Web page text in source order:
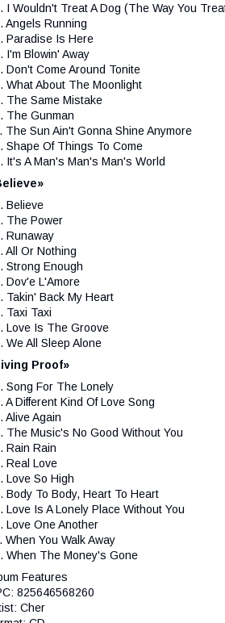
I Wouldn't Treat A Dog (The Way You
Angels Running
Paradise Is Here
I'm Blowin' Away
Don't Come Around Tonite
What About The Moonlight
The Same Mistake
The Gunman
The Sun Ain't Gonna Shine Anymore
Shape Of Things To Come
It's A Man's Man's Man's World
Believe
The Power
Runaway
All Or Nothing
Strong Enough
Dov'e L'Amore
Takin' Back My Heart
Taxi Taxi
Love Is The Groove
We All Sleep Alone
Proof»
Song For The Lonely
A Different Kind Of Love Song
Alive Again
The Music's No Good Without You
Rain Rain
Real Love
Love So High
Body To Body, Heart To Heart
Love Is A Lonely Place Without You
Love One Another
When You Walk Away
When The Money's Gone
Features
825646568260
Cher